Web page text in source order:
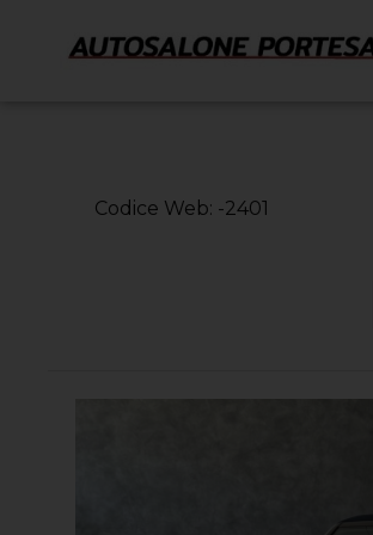
< Torna Indietro
Codice Web: -2401